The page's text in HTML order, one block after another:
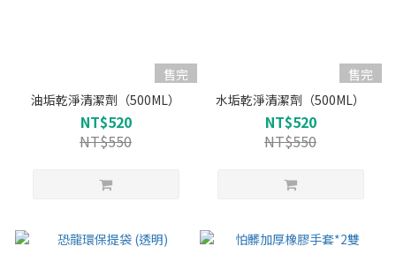
售完
油垢乾淨清潔劑（500ML）
NT$520
NT$550
售完
水垢乾淨清潔劑（500ML）
NT$520
NT$550